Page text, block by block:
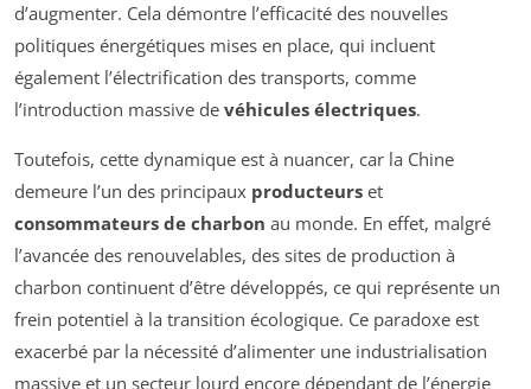
d’augmenter. Cela démontre l’efficacité des nouvelles
politiques énergétiques mises en place, qui incluent
également l’électrification des transports, comme
l’introduction massive de véhicules électriques.
Toutefois, cette dynamique est à nuancer, car la Chine
demeure l’un des principaux producteurs et
consommateurs de charbon au monde. En effet, malgré
l’avancée des renouvelables, des sites de production à
charbon continuent d’être développés, ce qui représente un
frein potentiel à la transition écologique. Ce paradoxe est
exacerbé par la nécessité d’alimenter une industrialisation
massive et un secteur lourd encore dépendant de l’énergie